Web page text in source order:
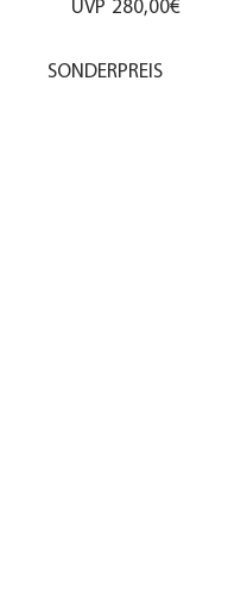
UVP 280,00€
SONDERPREIS